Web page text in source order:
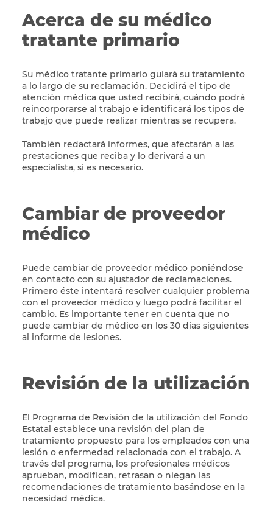
Acerca de su médico
tratante primario
Su médico tratante primario guiará su tratamiento
a lo largo de su reclamación. Decidirá el tipo de
atención médica que usted recibirá, cuándo podrá
reincorporarse al trabajo e identificará los tipos de
trabajo que puede realizar mientras se recupera.
También redactará informes, que afectarán a las
prestaciones que reciba y lo derivará a un
especialista, si es necesario.
Cambiar de proveedor
médico
Puede cambiar de proveedor médico poniéndose
en contacto con su ajustador de reclamaciones.
Primero éste intentará resolver cualquier problema
con el proveedor médico y luego podrá facilitar el
cambio. Es importante tener en cuenta que no
puede cambiar de médico en los 30 días siguientes
al informe de lesiones.
Revisión de la utilización
El Programa de Revisión de la utilización del Fondo
Estatal establece una revisión del plan de
tratamiento propuesto para los empleados con una
lesión o enfermedad relacionada con el trabajo. A
través del programa, los profesionales médicos
aprueban, modifican, retrasan o niegan las
recomendaciones de tratamiento basándose en la
necesidad médica.